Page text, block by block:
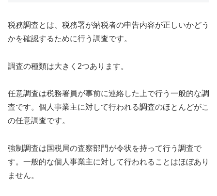
税務調査とは、税務署が納税者の申告内容が正しいかどう
かを確認するために行う調査です。
調査の種類は大きく2つあります。
任意調査は税務署員が事前に連絡した上で行う一般的な調
査です。個人事業主に対して行われる調査のほとんどがこ
の任意調査です。
強制調査は国税局の査察部門が令状を持って行う調査で
す。一般的な個人事業主に対して行われることはほぼあり
ません。